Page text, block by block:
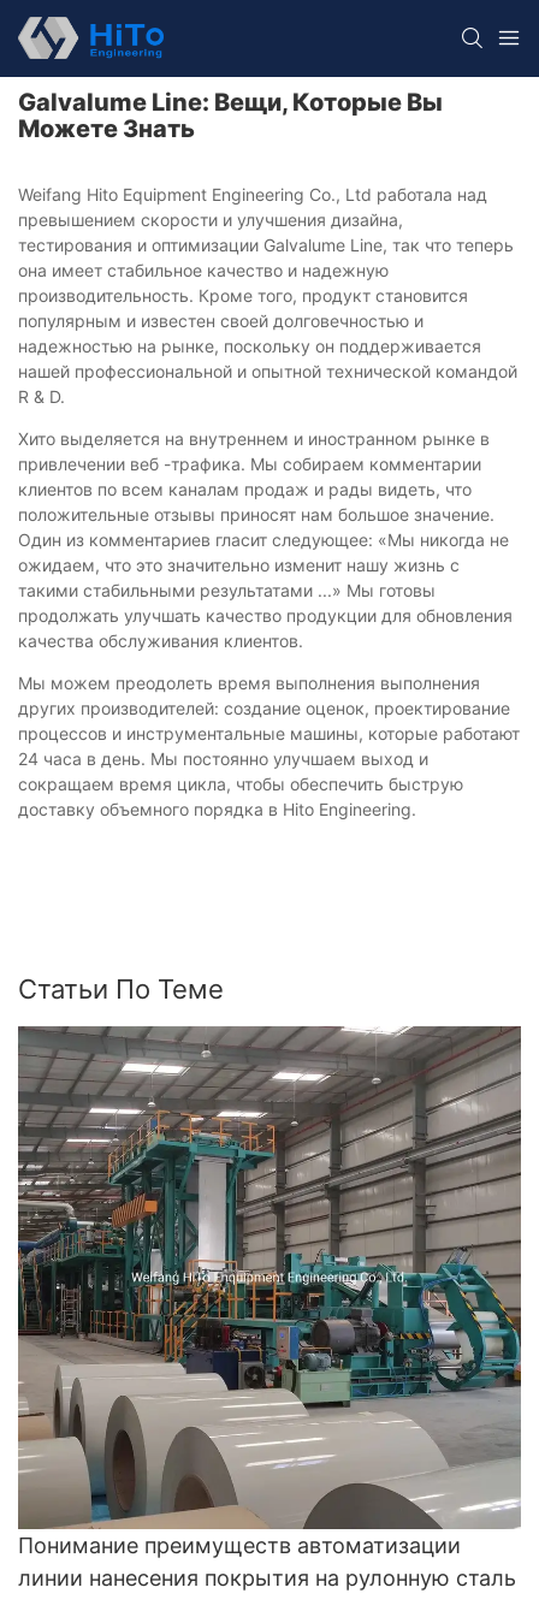
Galvalume Line: Вещи, Которые Вы
Можете Знать
Weifang Hito Equipment Engineering Co., Ltd работала над
превышением скорости и улучшения дизайна,
тестирования и оптимизации Galvalume Line, так что теперь
она имеет стабильное качество и надежную
производительность. Кроме того, продукт становится
популярным и известен своей долговечностью и
надежностью на рынке, поскольку он поддерживается
нашей профессиональной и опытной технической командой
R & D.
Хито выделяется на внутреннем и иностранном рынке в
привлечении веб -трафика. Мы собираем комментарии
клиентов по всем каналам продаж и рады видеть, что
положительные отзывы приносят нам большое значение.
Один из комментариев гласит следующее: «Мы никогда не
ожидаем, что это значительно изменит нашу жизнь с
такими стабильными результатами ...» Мы готовы
продолжать улучшать качество продукции для обновления
качества обслуживания клиентов.
Мы можем преодолеть время выполнения выполнения
других производителей: создание оценок, проектирование
процессов и инструментальные машины, которые работают
24 часа в день. Мы постоянно улучшаем выход и
сокращаем время цикла, чтобы обеспечить быструю
доставку объемного порядка в Hito Engineering.
Статьи По Теме
Понимание преимуществ автоматизации
линии нанесения покрытия на рулонную сталь